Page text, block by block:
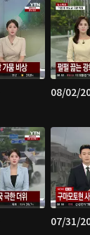
08/02/
07/31/